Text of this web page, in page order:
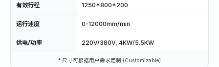
有效行程 1250*800*200
运行速度 0-12000mm/min
供电/功率 220V/380V, 4KW/5.5KW
* 尺寸可根据用户需求定制 (Customizable)